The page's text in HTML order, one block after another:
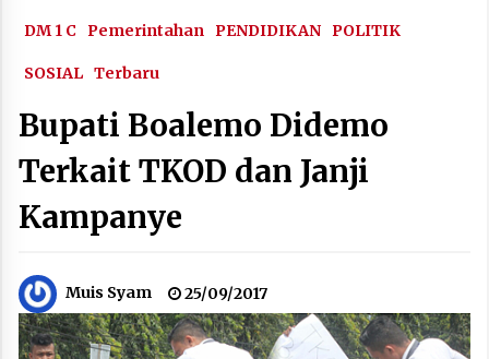
DM 1 C Pemerintahan PENDIDIKAN POLITIK
SOSIAL Terbaru
Bupati Boalemo Didemo
Terkait TKOD dan Janji
Kampanye
Muis Syam 25/09/2017